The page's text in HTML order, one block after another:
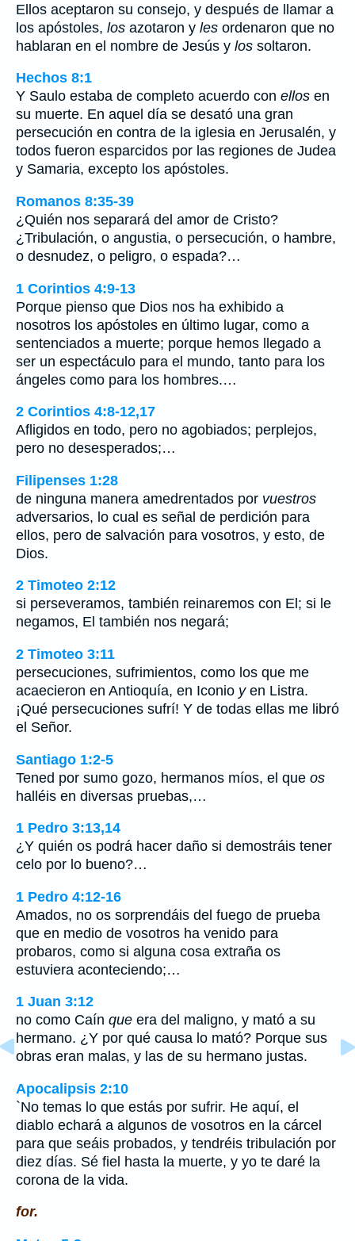
Ellos aceptaron su consejo, y después de llamar a
los apóstoles, los azotaron y les ordenaron que no
hablaran en el nombre de Jesús y los soltaron.
Hechos 8:1
Y Saulo estaba de completo acuerdo con ellos en
su muerte. En aquel día se desató una gran
persecución en contra de la iglesia en Jerusalén, y
todos fueron esparcidos por las regiones de Judea
y Samaria, excepto los apóstoles.
Romanos 8:35-39
¿Quién nos separará del amor de Cristo?
¿Tribulación, o angustia, o persecución, o hambre,
o desnudez, o peligro, o espada?…
1 Corintios 4:9-13
Porque pienso que Dios nos ha exhibido a
nosotros los apóstoles en último lugar, como a
sentenciados a muerte; porque hemos llegado a
ser un espectáculo para el mundo, tanto para los
ángeles como para los hombres.…
2 Corintios 4:8-12,17
Afligidos en todo, pero no agobiados; perplejos,
pero no desesperados;…
Filipenses 1:28
de ninguna manera amedrentados por vuestros
adversarios, lo cual es señal de perdición para
ellos, pero de salvación para vosotros, y esto, de
Dios.
2 Timoteo 2:12
si perseveramos, también reinaremos con El; si le
negamos, El también nos negará;
2 Timoteo 3:11
persecuciones, sufrimientos, como los que me
acaecieron en Antioquía, en Iconio yen Listra.
¡Qué persecuciones sufrí! Y de todas ellas me libró
el Señor.
Santiago 1:2-5
Tened por sumo gozo, hermanos míos, el que os
halléis en diversas pruebas,…
1 Pedro 3:13,14
¿Y quién os podrá hacer daño si demostráis tener
celo por lo bueno?…
1 Pedro 4:12-16
Amados, no os sorprendáis del fuego de prueba
que en medio de vosotros ha venido para
probaros, como si alguna cosa extraña os
estuviera aconteciendo;…
1 Juan 3:12
no como Caín que era del maligno, y mató a su
hermano. ¿Y por qué causa lo mató? Porque sus
obras eran malas, y las de su hermano justas.
Apocalipsis 2:10
`No temas lo que estás por sufrir. He aquí, el
diablo echará a algunos de vosotros en la cárcel
para que seáis probados, y tendréis tribulación por
diez días. Sé fiel hasta la muerte, y yo te daré la
corona de la vida.
for.